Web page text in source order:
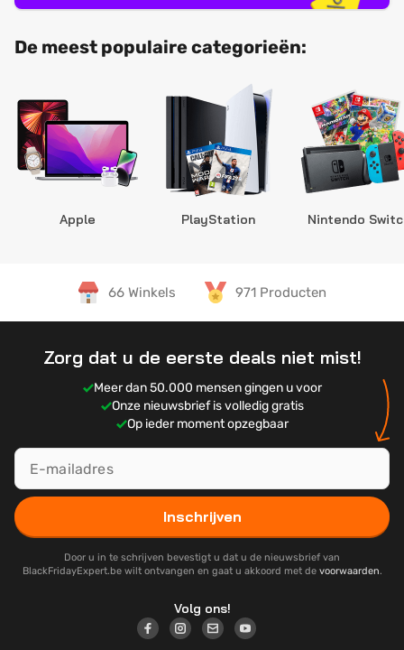
De meest populaire categorieën:
Apple PlayStation Nintendo
66 Winkels 971 Producten
Zorg dat u de eerste deals niet mist!
Meer dan 50.000 mensen gingen u voor
Onze nieuwsbrief is volledig gratis
Op ieder moment opzegbaar
Inschrijven
Door u in te schrijven bevestigt u dat u de nieuwsbrief van
BlackFridayExpert.be wilt ontvangen en gaat u akkoord met de voorwaarden.
Volg ons!